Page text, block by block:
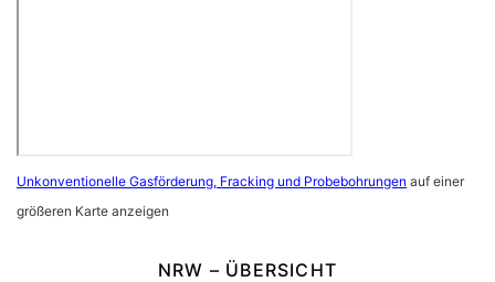
Unkonventionelle Gasförderung, Fracking und Probebohrungen auf einer
größeren Karte anzeigen
NRW – ÜBERSICHT